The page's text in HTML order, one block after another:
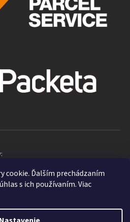
cookie. Ďalším prechádzaním
s ich používaním. Viac